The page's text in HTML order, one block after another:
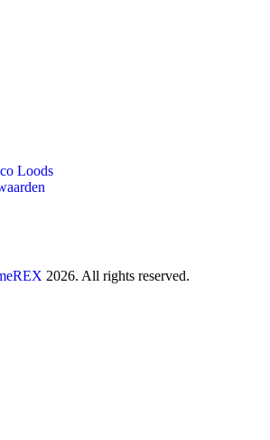
Loods
2026. All rights reserved.